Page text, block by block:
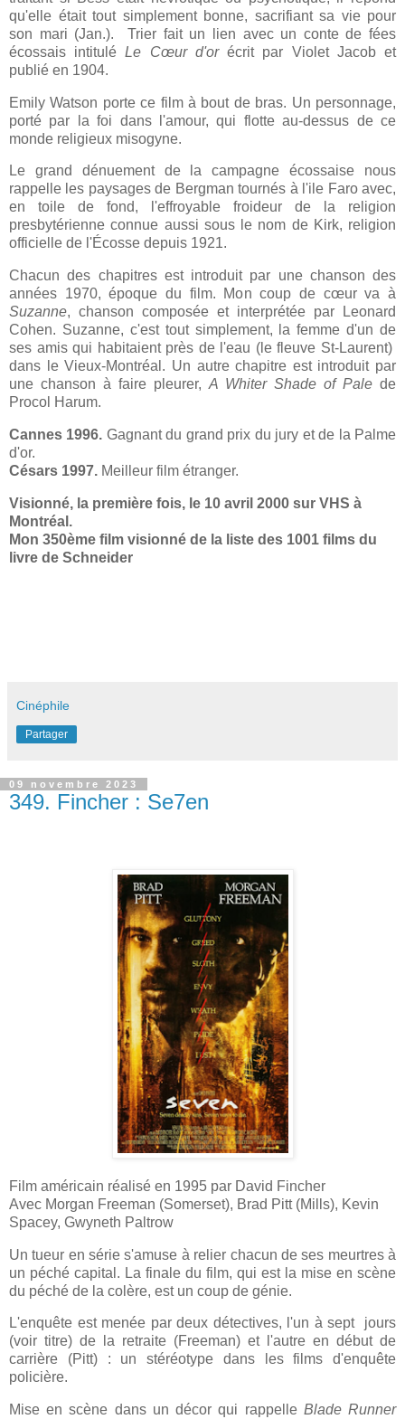
qu'elle était tout simplement bonne, sacrifiant sa vie pour
son mari (Jan.). Trier fait un lien avec un conte de fées
écossais intituléLe Cœur d'orécrit par Violet Jacob et
publié en 1904.
Emily Watson porte ce film à bout de bras. Un personnage,
porté par la foi dans l'amour, qui flotte au-dessus de ce
monde religieux misogyne.
Le grand dénuement de la campagne écossaise nous
rappelle les paysages de Bergman tournés à l'ile Faro avec,
en toile de fond, l'effroyable froideur de la religion
presbytérienne connue aussi sous le nom de Kirk, religion
officielle de l'Écosse depuis 1921.
Chacun des chapitres est introduit par une chanson des
années 1970, époque du film. Mon coup de cœur va à
Suzanne, chanson composée et interprétée par Leonard
Cohen. Suzanne, c'est tout simplement, la femme d'un de
ses amis qui habitaient près de l'eau (le fleuve St-Laurent)
dans le Vieux-Montréal. Un autre chapitre est introduit par
une chanson à faire pleurer, A Whiter Shade of Pale de
Procol Harum.
Cannes 1996. Gagnant du grand prix du jury et de la Palme
d'or.
Césars 1997. Meilleur film étranger.
Visionné, la première fois, le 10 avril 2000 sur VHS à
Montréal.
Mon 350ème film visionné de la liste des 1001 films du
livre de Schneider
Cinéphile
Partager
09 novembre 2023
349. Fincher : Se7en
Film américain réalisé en 1995 par David Fincher
Avec Morgan Freeman (Somerset), Brad Pitt (Mills), Kevin
Spacey, Gwyneth Paltrow
Un tueur en série s'amuse à relier chacun de ses meurtres à
un péché capital. La finale du film, qui est la mise en scène
du péché de la colère, est un coup de génie.
L'enquête est menée par deux détectives, l'un à sept jours
(voir titre) de la retraite (Freeman) et l'autre en début de
carrière (Pitt) : un stéréotype dans les films d'enquête
policière.
Mise en scène dans un décor qui rappelle Blade Runner